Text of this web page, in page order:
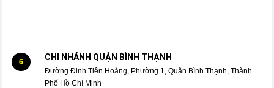
6 CHI NHÁNH QUẬN BÌNH THẠNH
Đường Đinh Tiên Hoàng, Phường 1, Quận Bình Thạnh, Thành
Phố Hồ Chí Minh